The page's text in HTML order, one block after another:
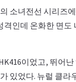
소녀전선 시리즈
격인데 온화한 면
이었고, 뛰어
있었다. 뉴럴 클